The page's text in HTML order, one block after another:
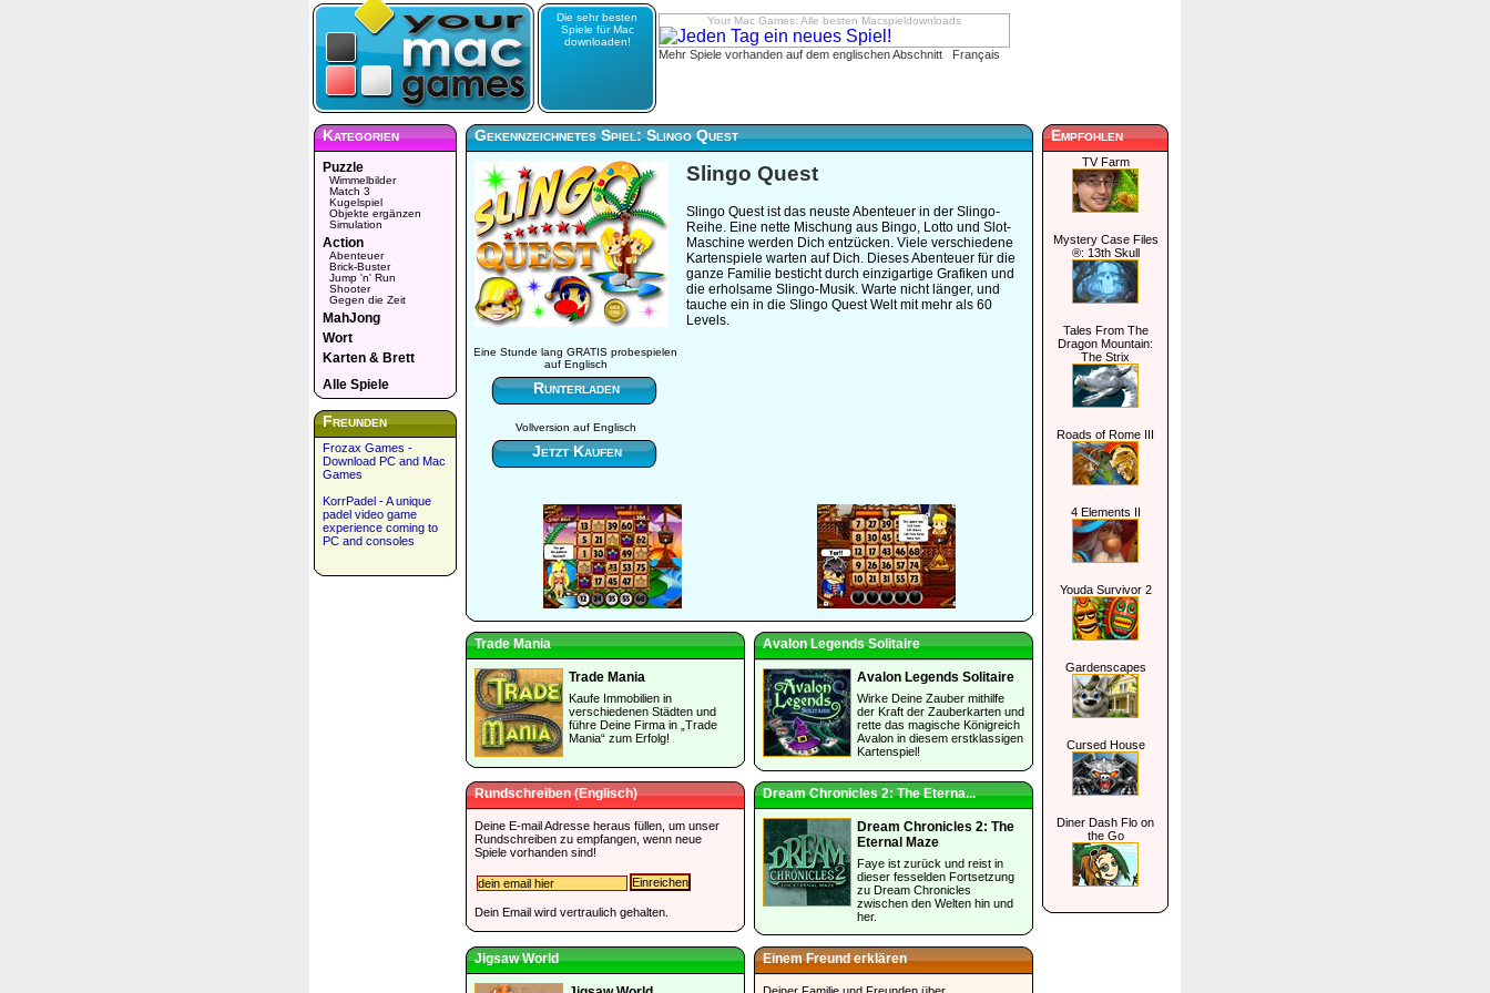
Die sehr besten
Spiele für Mac
downloaden!
Your Mac Games: Alle besten Macspieldownloads
Mehr Spiele vorhanden auf dem englischen Abschnitt Français
Kategorien
Puzzle
Wimmelbilder
Match 3
Kugelspiel
Objekte ergänzen
Simulation
Action
Abenteuer
Brick-Buster
Jump 'n' Run
Shooter
Gegen die Zeit
MahJong
Wort
Karten & Brett
Alle Spiele
Freunden
Frozax Games -
Download PC and Mac
Games
KorrPadel - A unique
padel video game
experience coming to
PC and consoles
Gekennzeichnetes Spiel: Slingo Quest
Eine Stunde lang GRATIS probespielen
auf Englisch
Runterladen
Vollversion auf Englisch
Jetzt Kaufen
Slingo Quest
Slingo Quest ist das neuste Abenteuer in der Slingo-
Reihe. Eine nette Mischung aus Bingo, Lotto und Slot-
Maschine werden Dich entzücken. Viele verschiedene
Kartenspiele warten auf Dich. Dieses Abenteuer für die
ganze Familie besticht durch einzigartige Grafiken und
die erholsame Slingo-Musik. Warte nicht länger, und
tauche ein in die Slingo Quest Welt mit mehr als 60
Levels.
Trade Mania
Trade Mania
Kaufe Immobilien in
verschiedenen Städten und
führe Deine Firma in „Trade
Mania“ zum Erfolg!
Avalon Legends Solitaire
Avalon Legends Solitaire
Wirke Deine Zauber mithilfe
der Kraft der Zauberkarten und
rette das magische Königreich
Avalon in diesem erstklassigen
Kartenspiel!
Rundschreiben (Englisch)
Deine E-mail Adresse heraus füllen, um unser
Rundschreiben zu empfangen, wenn neue
Spiele vorhanden sind!
Dein Email wird vertraulich gehalten.
Dream Chronicles 2: The Eterna...
Dream Chronicles 2: The
Eternal Maze
Faye ist zurück und reist in
dieser fesselden Fortsetzung
zu Dream Chronicles
zwischen den Welten hin und
her.
Jigsaw World Einem Freund erklären
Deiner Familie und Freunden über
Empfohlen
TV Farm
Mystery Case Files
®: 13th Skull
Tales From The
Dragon Mountain:
The Strix
Roads of Rome III
4 Elements II
Youda Survivor 2
Gardenscapes
Cursed House
Diner Dash Flo on
the Go